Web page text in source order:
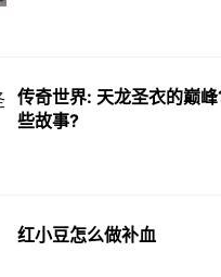
传奇世界: 天龙圣衣的巅
些故事?
红小豆怎么做补血